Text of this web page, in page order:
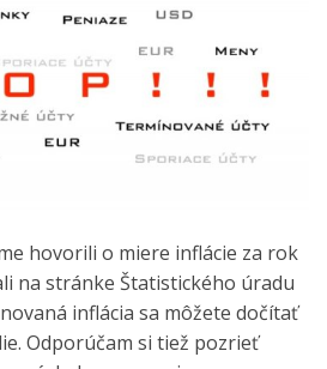
hovorili o miere inflácie za rok
na stránke Štatistického úradu
inflácia sa môžete dočítať
Odporúčam si tiež pozrieť